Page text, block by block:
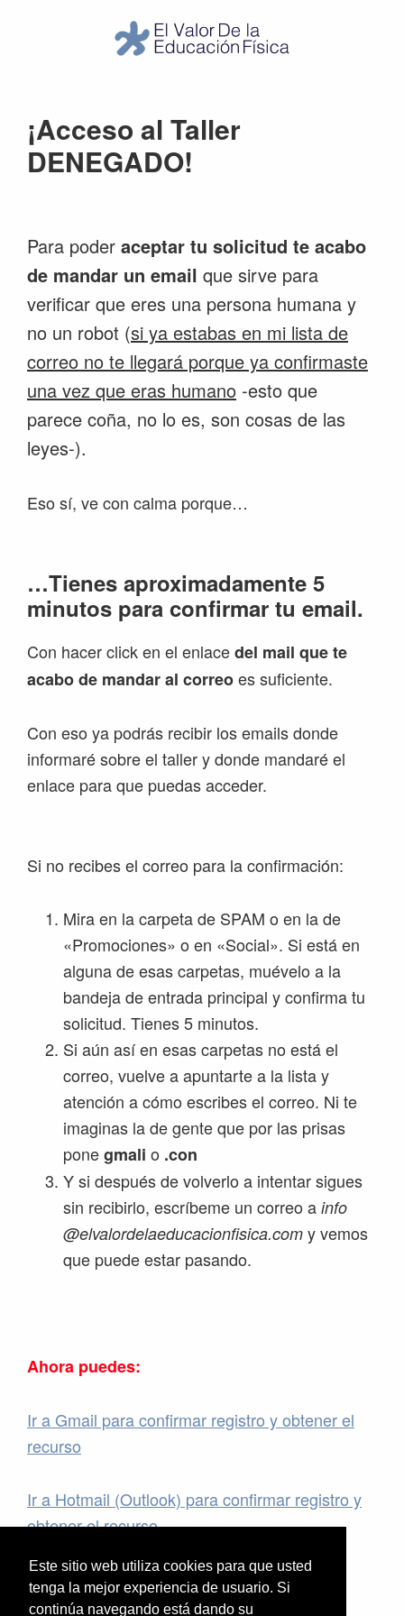
Este sitio web utiliza cookies para que usted
tenga la mejor experiencia de usuario. Si
continúa navegando está dando su
la
Educación
Física
¡Acceso al Taller
DENEGADO!
Para poder aceptar tu solicitud te acabo
de mandar un email que sirve para
verificar que eres una persona humana y
no un robot (si ya estabas en mi lista de
correo no te llegará porque ya confirmaste
una vez que eras humano -esto que
parece coña, no lo es, son cosas de las
leyes-).
Eso sí, ve con calma porque…
…Tienes aproximadamente 5
minutos para confirmar tu email.
Con hacer click en el enlacedel mail que te
acabo de mandar al correoes suficiente.
Con eso ya podrás recibir los emails donde
informaré sobre el taller y donde mandaré el
enlace para que puedas acceder.
Si no recibes el correo para la confirmación:
Mira en la carpeta de SPAM o en la de
«Promociones» o en «Social». Si está en
alguna de esas carpetas, muévelo a la
bandeja de entrada principal y confirma tu
solicitud. Tienes 5 minutos.
Si aún así en esas carpetas no está el
correo, vuelve a apuntarte a la lista y
atención a cómo escribes el correo. Ni te
imaginas la de gente que por las prisas
ponegmali o .con
Y si después de volverlo a intentar sigues
sin recibirlo, escríbeme un correo a info
@elvalordelaeducacionfisica.com y vemos
que puede estar pasando.
Ahora puedes:
Ir a Gmail para confirmar registro y obtener el
recurso
Ir a Hotmail (Outlook) para confirmar registro y
obtener el recurso
*Si te has registrado con un mail que no es
ninguno de estos dos, no hay problema. El